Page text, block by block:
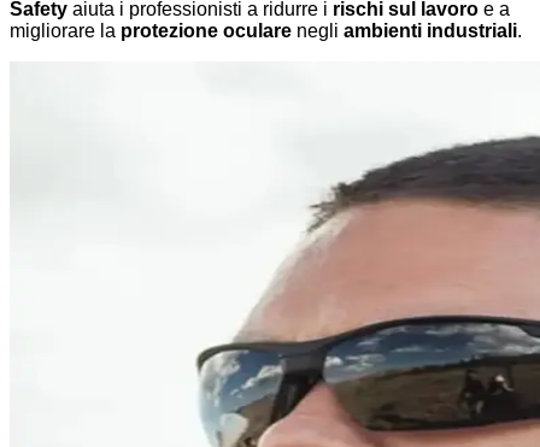
Safety aiuta i professionisti a ridurre i rischi sul lavoro e a
migliorare la protezione oculare negli ambienti industriali.